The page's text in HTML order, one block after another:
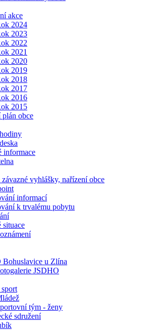
akce
2024
2023
2022
2021
2020
2019
2018
2017
2016
2015
obce
informace
závazné vyhlášky, nařízení obce
informací
k trvalému pobytu
Bohuslavice u Zlína
JSDHO
tým - ženy
sdružení